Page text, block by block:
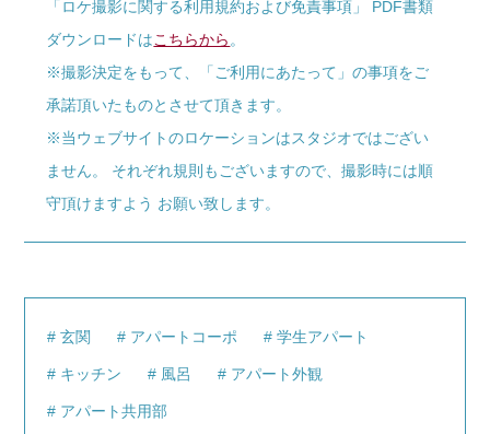
「ロケ撮影に関する利用規約および免責事項」 PDF書類
ダウンロードはこちらから。
※撮影決定をもって、「ご利用にあたって」の事項をご
承諾頂いたものとさせて頂きます。
※当ウェブサイトのロケーションはスタジオではござい
ません。 それぞれ規則もございますので、撮影時には順
守頂けますよう お願い致します。
玄関 アパートコーポ 学生アパート
キッチン 風呂 アパート外観
アパート共用部